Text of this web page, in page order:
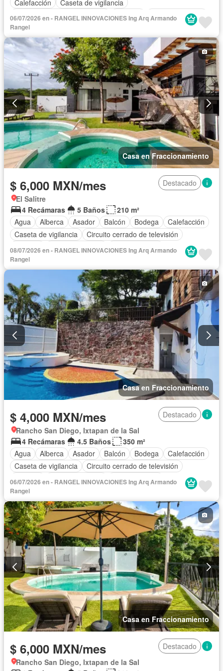
Calefacción
Caseta de vigilancia
Circuito cerrado de televisión
Cisterna
Cocina equipada
Cocina integral
Cuarto de servicio
Electricidad
Estacionamiento Internet Jacuzzi
Jardín
Recámara con closet
Azotea
Sala polivalente
Seguridad
Televisión por cable
Terraza
Vista panorámica
Wifi Zonas verdes
Permite mascotas
Permite niños
Solo familias Completamente amueblado
06/07/2026 en - RANGEL INNOVACIONES Ing Arq Armando
Rangel
Casa en Fraccionamiento
$ 6,000 MXN/mes
Destacado
El Salitre
4 Recámaras
5 Baños
210 m²
Agua
Alberca Asador Balcón Bodega
Calefacción
Caseta de vigilancia
Circuito cerrado de televisión
Cisterna
Cocina equipada
Cocina integral
Cuarto de Limpieza
Electricidad
Estacionamiento
Internet Jacuzzi
Jardín
Recámara con closet
Azotea
Seguridad
Televisión por cable
Terraza Vista panorámica
Wifi
Zonas verdes
Permite mascotas
Permite niños
Solo familias
Completamente amueblado
08/07/2026 en - RANGEL INNOVACIONES Ing Arq Armando
Rangel
Casa en Fraccionamiento
$ 4,000 MXN/mes
Destacado
Rancho San Diego, Ixtapan de la Sal
4 Recámaras
4.5 Baños
350 m²
Agua
Alberca Asador Balcón Bodega
Calefacción
Caseta de vigilancia
Circuito cerrado de televisión
Cisterna
Cocina equipada
Cocina integral
Cuarto de Limpieza
Electricidad
Estacionamiento
Internet Jacuzzi
Jardín
Recámara con closet
Seguridad
Televisión por cable
Terraza
Vista panorámica Wifi
Zonas verdes
Permite niños
Solo familias Completamente amueblado
06/07/2026 en - RANGEL INNOVACIONES Ing Arq Armando
Rangel
Casa en Fraccionamiento
$ 6,000 MXN/mes
Destacado
Rancho San Diego, Ixtapan de la Sal